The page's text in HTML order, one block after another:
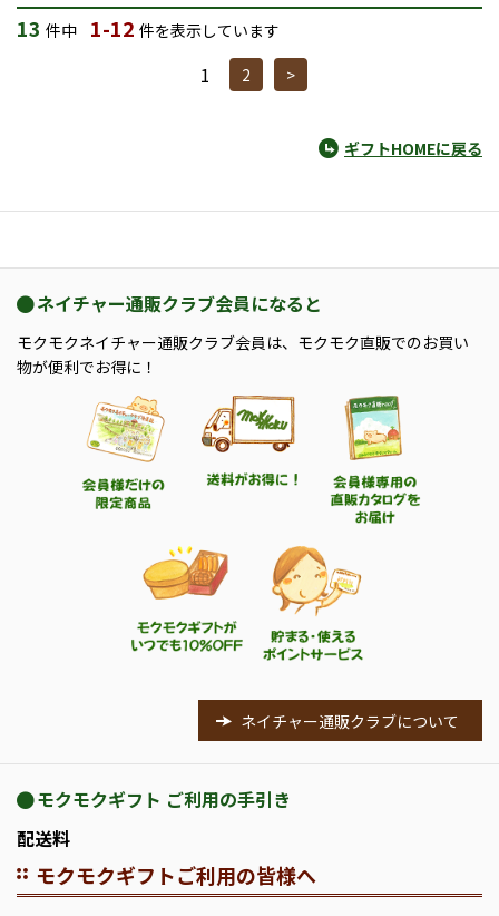
13 件中 1-12 件を表示しています
1 2 >
ギフトHOMEに戻る
ネイチャー通販クラブ会員になると
モクモクネイチャー通販クラブ会員は、モクモク直販でのお買い
物が便利でお得に！
ネイチャー通販クラブについて
モクモクギフト ご利用の手引き
配送料
モクモクギフトご利用の皆様へ